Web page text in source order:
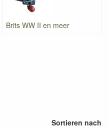
Brits WW II en meer
Sortieren nach